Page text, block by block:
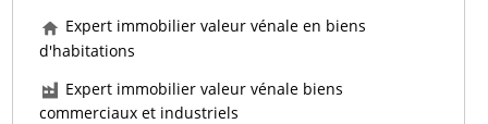
Expert immobilier valeur vénale en biens
d'habitations
Expert immobilier valeur vénale biens
commerciaux et industriels